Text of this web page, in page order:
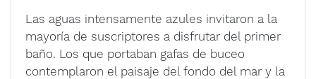
Las aguas intensamente azules invitaron a la
mayoría de suscriptores a disfrutar del primer
baño. Los que portaban gafas de buceo
contemplaron el paisaje del fondo del mar y la